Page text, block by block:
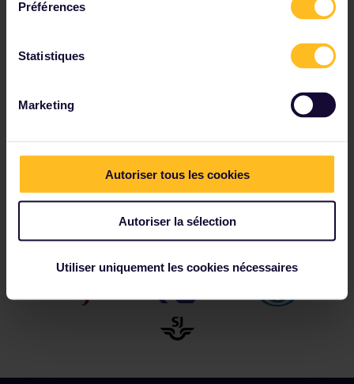
Préférences
Statistiques
Marketing
Autoriser tous les cookies
Autoriser la sélection
Utiliser uniquement les cookies nécessaires
Barcelone à Rome et Milan en Italie. Cliquez sur la
carte ferroviaire Italie - Espagne pour découvrir les
Parmi nos partenaires